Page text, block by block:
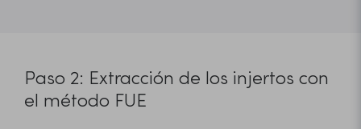
Paso 2: Extracción de los injertos con
el método FUE